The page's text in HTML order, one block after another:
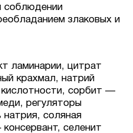
соблюдении
злаковых и
ламинарии, цитрат
крахмал, натрий
сорбит —
регуляторы
натрия, соляная
селенит